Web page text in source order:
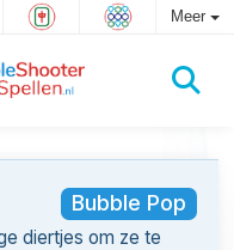
Meer
Bubble Pop
diertjes om ze te